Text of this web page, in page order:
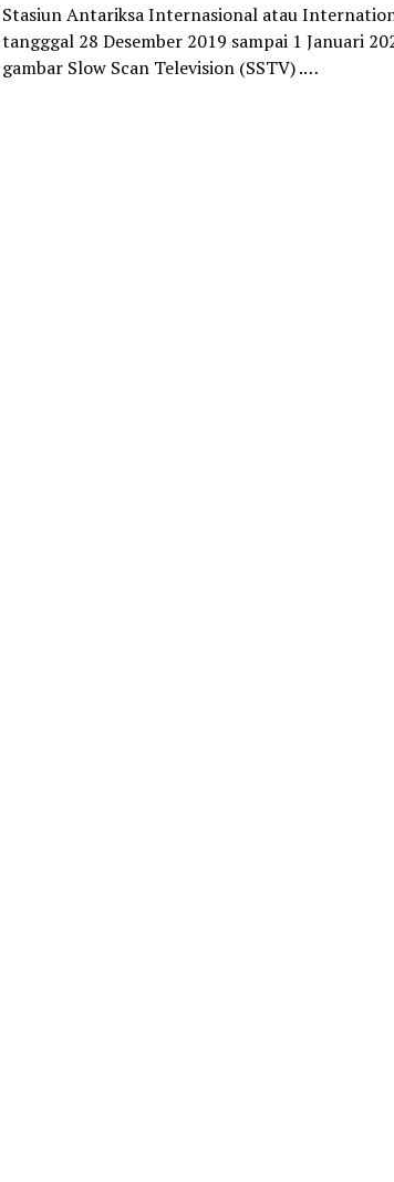
Stasiun Antariksa Internasional atau
tangggal 28 Desember 2019 sampai 1 Januari
gambar Slow Scan Television (SSTV) .…